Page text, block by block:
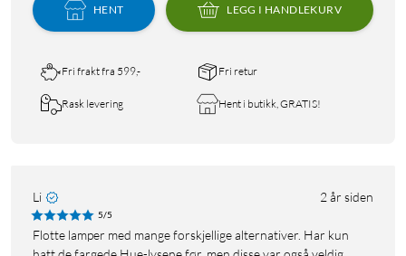
HENT LEGG I HANDLEKURV
Fri frakt fra 599,- Fri retur
Rask levering Hent i butikk, GRATIS!
Li 2 år siden
5/5
Flotte lamper med mange forskjellige alternativer. Har kun